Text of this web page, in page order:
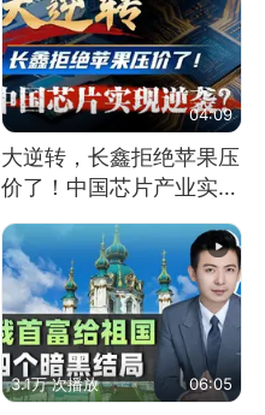
04:09
大逆转，长鑫拒绝苹果压
价了！中国芯片产业实现
怎样的逆袭？
3.1万 次播放 06:05